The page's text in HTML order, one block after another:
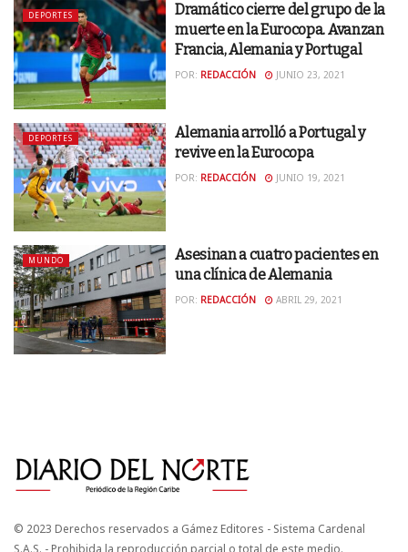
DEPORTES
Dramático cierre del grupo de la
muerte en la Eurocopa. Avanzan
Francia, Alemania y Portugal
POR: REDACCIÓN JUNIO 23, 2021
DEPORTES
Alemania arrolló a Portugal y
revive en la Eurocopa
POR: REDACCIÓN JUNIO 19, 2021
MUNDO
Asesinan a cuatro pacientes en
una clínica de Alemania
POR: REDACCIÓN ABRIL 29, 2021
© 2023 Derechos reservados a Gámez Editores - Sistema Cardenal